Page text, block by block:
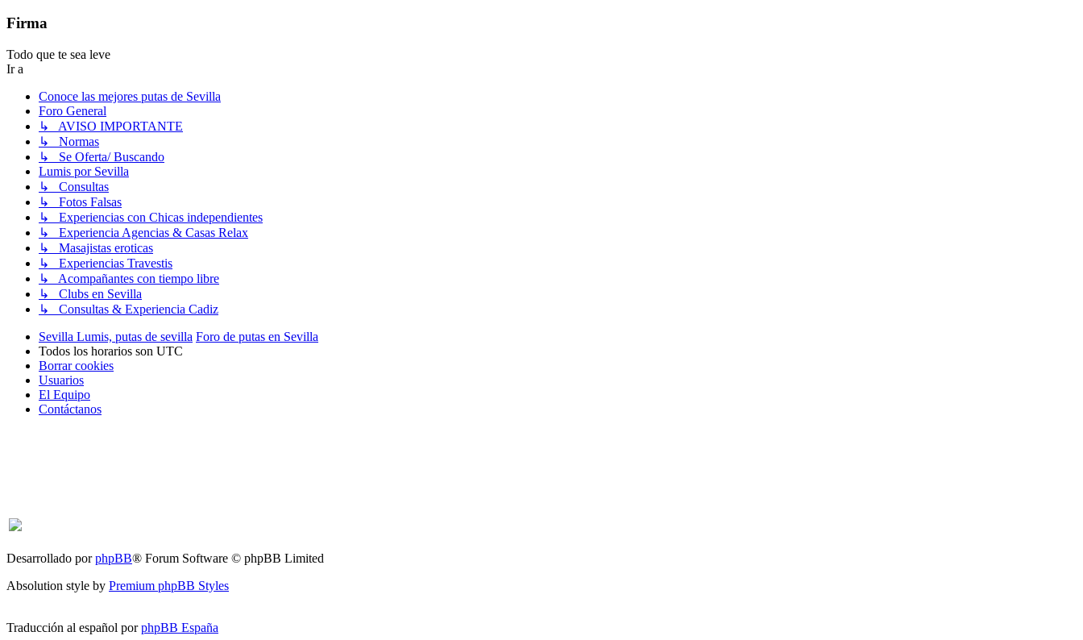
Firma
Todo que te sea leve
Ir a
Conoce las mejores putas de Sevilla
Foro General
↳ AVISO IMPORTANTE
↳ Normas
↳ Se Oferta/ Buscando
Lumis por Sevilla
↳ Consultas
↳ Fotos Falsas
↳ Experiencias con Chicas independientes
↳ Experiencia Agencias & Casas Relax
↳ Masajistas eroticas
↳ Experiencias Travestis
↳ Acompañantes con tiempo libre
↳ Clubs en Sevilla
↳ Consultas & Experiencia Cadiz
Sevilla Lumis, putas de sevilla Foro de putas en Sevilla
Todos los horarios son UTC
Borrar cookies
Usuarios
El Equipo
Contáctanos
Desarrollado porphpBB® Forum Software © phpBB Limited
Absolution style by Premium phpBB Styles
Traducción al español porphpBB España